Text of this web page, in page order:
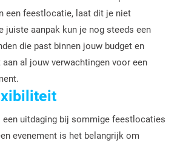
een feestlocatie, laat dit je niet
juiste aanpak kun je nog steeds een
die past binnen jouw budget en
al jouw verwachtingen voor een
uitdaging bij sommige feestlocaties
evenement is het belangrijk om